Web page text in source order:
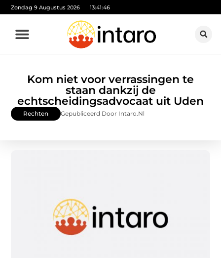
Zondag 9 Augustus 2026 13:41:47
Kom niet voor verrassingen te
staan dankzij de
echtscheidingsadvocaat uit Uden
Rechten Gepubliceerd Door Intaro.nl